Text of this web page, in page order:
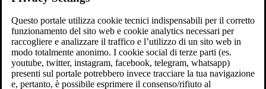
Questo portale utilizza cookie tecnici indispensabili per il corretto
funzionamento del sito web e cookie analytics necessari per
raccogliere e analizzare il traffico e l’utilizzo di un sito web in
modo totalmente anonimo. I cookie social di terze parti (es.
youtube, twitter, instagram, facebook, telegram, whatsapp)
presenti sul portale potrebbero invece tracciare la tua navigazione
e, pertanto, è possibile esprimere il consenso/rifiuto al